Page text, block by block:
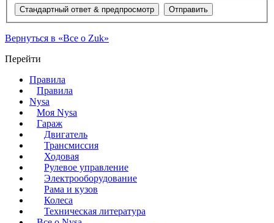
Вернуться в «Все о Zuk»
Перейти
Правила
Правила
Nysa
Моя Nysa
Гараж
Двигатель
Трансмиссия
Ходовая
Рулевое управление
Электрооборудование
Рама и кузов
Колеса
Техническая литература